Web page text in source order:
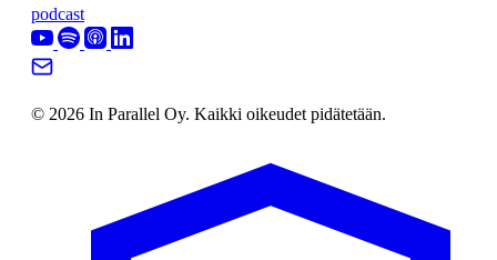
podcast
© 2026 In Parallel Oy. Kaikki oikeudet pidätetään.